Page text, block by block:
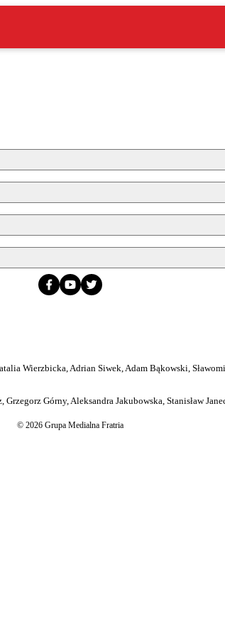
Wierzbicka, Adrian Siwek, Adam Bąkowski,
Górny, Aleksandra Jakubowska, Stanisław
© 2026 Grupa Medialna Fratria